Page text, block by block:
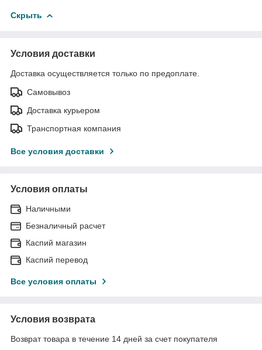
Скрыть
Условия доставки
Доставка осуществляется только по предоплате.
Самовывоз
Доставка курьером
Транспортная компания
Все условия доставки
Условия оплаты
Наличными
Безналичный расчет
Каспий магазин
Каспий перевод
Все условия оплаты
Условия возврата
Возврат товара в течение 14 дней за счет покупателя